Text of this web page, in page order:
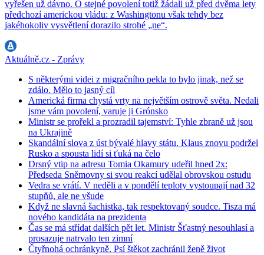
vyřešen už dávno. O stejné povolení totiž žádali už před dvěma lety
předchozí americkou vládu: z Washingtonu však tehdy bez
jakéhokoliv vysvětlení dorazilo strohé „ne“.
Aktuálně.cz - Zprávy
S některými videi z migračního pekla to bylo jinak, než se
zdálo. Mělo to jasný cíl
Americká firma chystá vrty na největším ostrově světa. Nedali
jsme vám povolení, varuje ji Grónsko
Ministr se prořekl a prozradil tajemství: Tyhle zbraně už jsou
na Ukrajině
Skandální slova z úst bývalé hlavy státu. Klaus znovu podržel
Rusko a spousta lidí si ťuká na čelo
Drsný vtip na adresu Tomia Okamury udeřil hned 2x:
Předseda Sněmovny si svou reakcí udělal obrovskou ostudu
Vedra se vrátí. V neděli a v pondělí teploty vystoupají nad 32
stupňů, ale ne všude
Když ne slavná šachistka, tak respektovaný soudce. Tisza má
nového kandidáta na prezidenta
Čas se má střídat dalších pět let. Ministr Šťastný nesouhlasí a
prosazuje natrvalo ten zimní
Čtyřnohá ochránkyně. Psí štěkot zachránil ženě život